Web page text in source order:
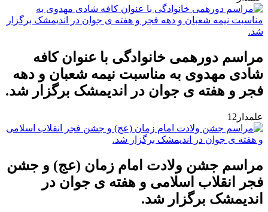
مراسم دورهمی خانوادگی با عنوان کافه
شادی مهدوی به مناسبت نیمه شعبان و دهه
فجر و هفته ی جوان در اندیمشک برگزار شد.
علمدار12
مراسم جشن ولادت امام زمان (عج) و جشن
فجر انقلاب اسلامی و هفته ی جوان در
اندیمشک برگزار شد.